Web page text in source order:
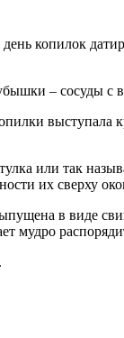
копилок
– сосуды
выступала
или так
их сверху
в виде
мудро